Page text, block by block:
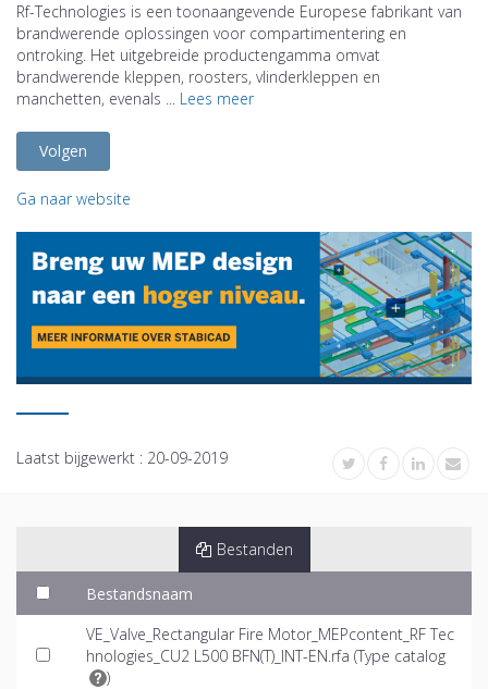
Rf-Technologies is een toonaangevende Europese fabrikant van
brandwerende oplossingen voor compartimentering en
ontroking. Het uitgebreide productengamma omvat
brandwerende kleppen, roosters, vlinderkleppen en
manchetten, evenals ... Lees meer
Volgen
Ga naar website
Laatst bijgewerkt : 20-09-2019
Bestanden
Bestandsnaam
VE_Valve_Rectangular Fire Motor_MEPcontent_RF Tec
hnologies_CU2 L500 BFN(T)_INT-EN.rfa (Type catalog
)